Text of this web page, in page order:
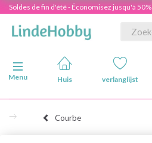
Soldes de fin d'été - Économisez jusqu'à 50%
Navigatie in-/uitschakelen
Menu
Huis verlanglijst
Courbe